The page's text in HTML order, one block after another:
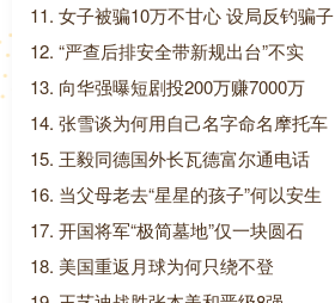
11. 女子被骗10万不甘心 设局反钓骗子
12. “严查后排安全带新规出台”不实
13. 向华强曝短剧投200万赚7000万
14. 张雪谈为何用自己名字命名摩托车
15. 王毅同德国外长瓦德富尔通电话
16. 当父母老去“星星的孩子”何以安生
17. 开国将军“极简墓地”仅一块圆石
18. 美国重返月球为何只绕不登